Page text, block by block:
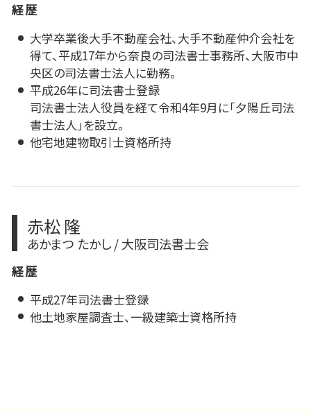
経歴
大学卒業後大手不動産会社、大手不動産仲介会社を
得て、平成17年から奈良の司法書士事務所、大阪市中
央区の司法書士法人に勤務。
平成26年に司法書士登録
司法書士法人役員を経て令和4年9月に「夕陽丘司法
書士法人」を設立。
他宅地建物取引士資格所持
赤松 隆
あかまつ たかし / 大阪司法書士会
経歴
平成27年司法書士登録
他土地家屋調査士、一級建築士資格所持